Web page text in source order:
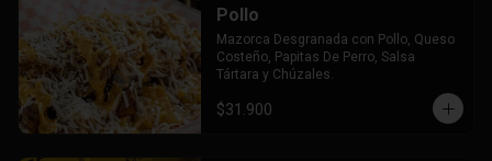
Pollo
Mazorca Desgranada con Pollo, Queso
Costeño, Papitas De Perro, Salsa
Tártara y Chúzales.
$31.900